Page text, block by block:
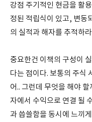
강점 주기적인 현금을 활
정된 적립식이 있고, 변동
의 실적과 해자를 추적하
중요한건 이책의 구성이
다는 점이다. 보통의 주식
어.. 그런데 무엇을 해야
자에서 수익으로 연결 될
과 씁쓸함을 동시에 느끼